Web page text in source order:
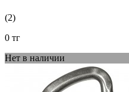
(2)
0 тг
Нет в наличии